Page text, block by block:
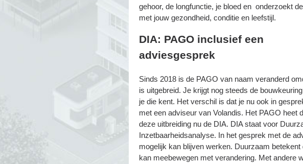
gehoor, de longfunctie, je bloed en onderzoekt
met jouw gezondheid, conditie en leefstijl.
DIA: PAGO inclusief een
adviesgesprek
Sinds 2018 is de PAGO van naam veranderd
is uitgebreid. Je krijgt nog steeds de
je die kent. Het verschil is dat je nu ook in
met een adviseur van Volandis. Het PAGO heet
deze uitbreiding nu de DIA. DIA staat voor
Inzetbaarheidsanalyse. In het gesprek met de
mogelijk kan blijven werken. Duurzaam
kan meebewegen met verandering. Met andere